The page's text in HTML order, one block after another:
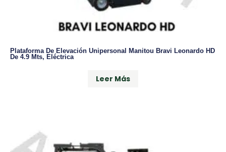
Plataforma De Elevación Unipersonal Manitou Bravi Leonardo HD
De 4.9 Mts, Eléctrica
Leer Más